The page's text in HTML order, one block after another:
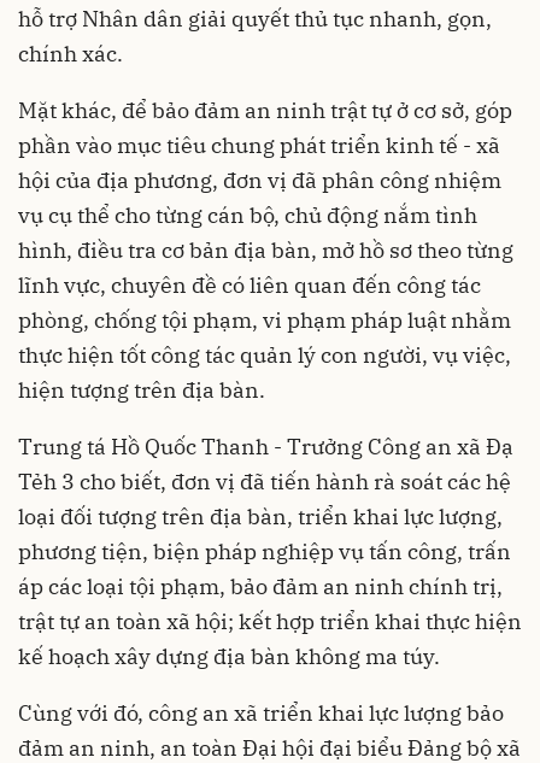
hỗ trợ Nhân dân giải quyết thủ tục nhanh, gọn,
chính xác.
Mặt khác, để bảo đảm an ninh trật tự ở cơ sở, góp
phần vào mục tiêu chung phát triển kinh tế - xã
hội của địa phương, đơn vị đã phân công nhiệm
vụ cụ thể cho từng cán bộ, chủ động nắm tình
hình, điều tra cơ bản địa bàn, mở hồ sơ theo từng
lĩnh vực, chuyên đề có liên quan đến công tác
phòng, chống tội phạm, vi phạm pháp luật nhằm
thực hiện tốt công tác quản lý con người, vụ việc,
hiện tượng trên địa bàn.
Trung tá Hồ Quốc Thanh - Trưởng Công an xã Đạ
Tẻh 3 cho biết, đơn vị đã tiến hành rà soát các hệ
loại đối tượng trên địa bàn, triển khai lực lượng,
phương tiện, biện pháp nghiệp vụ tấn công, trấn
áp các loại tội phạm, bảo đảm an ninh chính trị,
trật tự an toàn xã hội; kết hợp triển khai thực hiện
kế hoạch xây dựng địa bàn không ma túy.
Cùng với đó, công an xã triển khai lực lượng bảo
đảm an ninh, an toàn Đại hội đại biểu Đảng bộ xã